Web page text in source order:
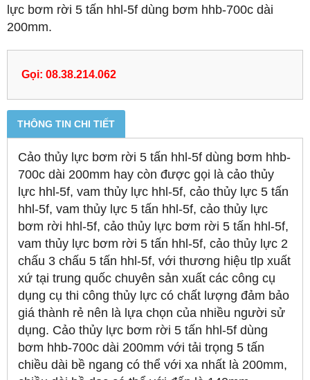
lực bơm rời 5 tấn hhl-5f dùng bơm hhb-700c dài
200mm.
Gọi: 08.38.214.062
THÔNG TIN CHI TIẾT
Cảo thủy lực bơm rời 5 tấn hhl-5f dùng bơm hhb-
700c dài 200mm hay còn được gọi là cảo thủy
lực hhl-5f, vam thủy lực hhl-5f, cảo thủy lực 5 tấn
hhl-5f, vam thủy lực 5 tấn hhl-5f, cảo thủy lực
bơm rời hhl-5f, cảo thủy lực bơm rời 5 tấn hhl-5f,
vam thủy lực bơm rời 5 tấn hhl-5f, cảo thủy lực 2
chấu 3 chấu 5 tấn hhl-5f, với thương hiệu tlp xuất
xứ tại trung quốc chuyên sản xuất các công cụ
dụng cụ thi công thủy lực có chất lượng đảm bảo
giá thành rẻ nên là lựa chọn của nhiều người sử
dụng. Cảo thủy lực bơm rời 5 tấn hhl-5f dùng
bơm hhb-700c dài 200mm với tải trọng 5 tấn
chiều dài bề ngang có thể với xa nhất là 200mm,